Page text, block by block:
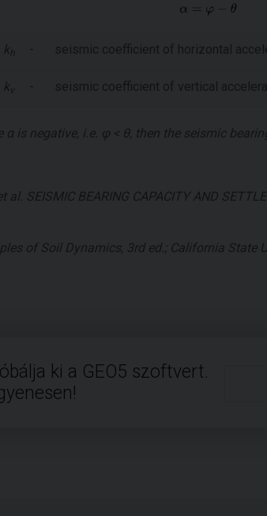
k h - seismic coefficient of horizontal
k v - seismic coefficient of vertical
α is negative, i.e. φ < θ, then the seismic
al. SEISMIC BEARING CAPACITY AND
of Soil Dynamics, 3rd ed.; California State
ki a GEO5 szoftvert.